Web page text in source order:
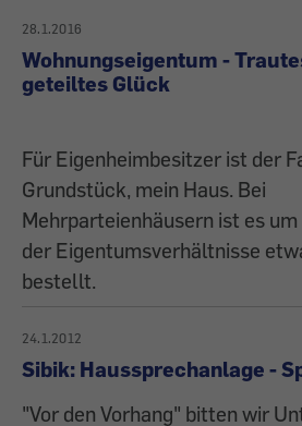
28.1.2016
Wohnungseigentum -
geteiltes Glück
Für Eigenheimbesitzer ist der
Grundstück, mein Haus. Bei
Mehrparteienhäusern ist es um
der Eigentumsverhältnisse
bestellt.
24.1.2012
Sibik: Haussprechanlage -
"Vor den Vorhang" bitten wir